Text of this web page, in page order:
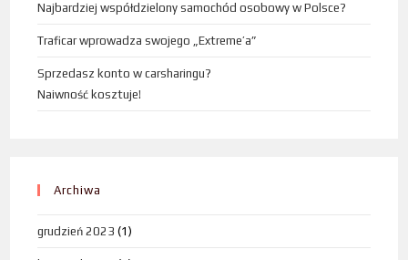
Najbardziej współdzielony samochód osobowy w Polsce?
Traficar wprowadza swojego „Extreme’a”
Sprzedasz konto w carsharingu?
Naiwność kosztuje!
Archiwa
grudzień 2023 (1)